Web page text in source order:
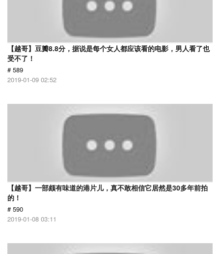
【越哥】豆瓣8.8分，据说是每个女人都应该看的电影，男人看了也
受不了！
# 589
2019-01-09 02:52
【越哥】一部颇有味道的港片儿，真不敢相信它居然是30多年前拍
的！
# 590
2019-01-08 03:11